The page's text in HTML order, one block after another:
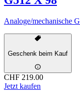
Analoge/mechanische
Geschenk beim Kauf
CHF 219.00
Jetzt kaufen